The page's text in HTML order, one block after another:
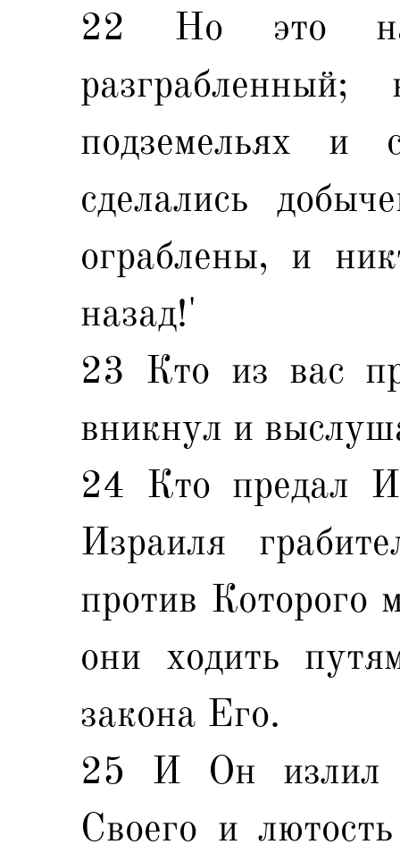
22 Но это
подземельях и
сделались
ограблены, и
назад!'
23 Кто из вас
вникнул и
24 Кто предал
Израиля
против Которого
они ходить
закона Его.
25 И Он излил
Своего и